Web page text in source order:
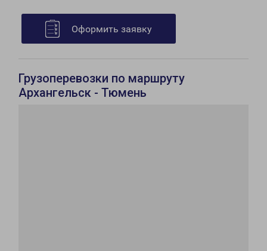
Оформить заявку
Грузоперевозки по маршруту
Архангельск - Тюмень